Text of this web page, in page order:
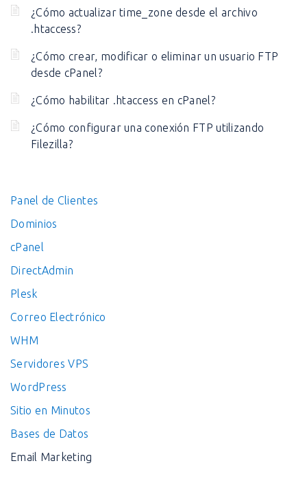
¿Cómo actualizar time_zone desde el archivo
.htaccess?
¿Cómo crear, modificar o eliminar un usuario FTP
desde cPanel?
¿Cómo habilitar .htaccess en cPanel?
¿Cómo configurar una conexión FTP utilizando
Filezilla?
Panel de Clientes
Dominios
cPanel
DirectAdmin
Plesk
Correo Electrónico
WHM
Servidores VPS
WordPress
Sitio en Minutos
Bases de Datos
Email Marketing